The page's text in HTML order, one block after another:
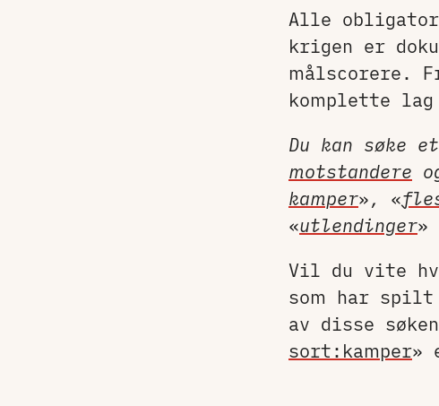
Alle
krigen er
målscorere.
komplette
Du kan søke
motstandere
kamper», «
«utlendinger»
Vil du vite
som har
av disse
sort:kamper»